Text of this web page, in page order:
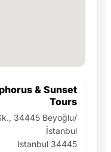
& Sunset
Tours
34445 Beyoğlu/
İstanbul
Istanbul 34445